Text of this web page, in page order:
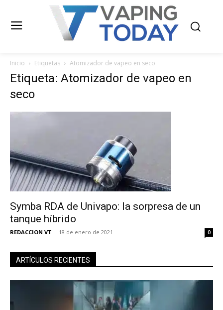
Inicio Etiquetas Atomizador de vapeo en seco
Etiqueta: Atomizador de vapeo en
seco
Symba RDA de Univapo: la sorpresa de un
tanque híbrido
REDACCION VT - 18 de enero de 2021 0
ARTÍCULOS RECIENTES